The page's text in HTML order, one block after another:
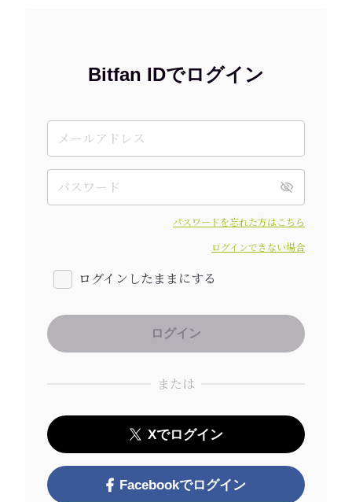
Bitfan IDでログイン
パスワードを忘れた方はこちら
ログインできない場合
ログインしたままにする
または
Xでログイン
Facebookでログイン